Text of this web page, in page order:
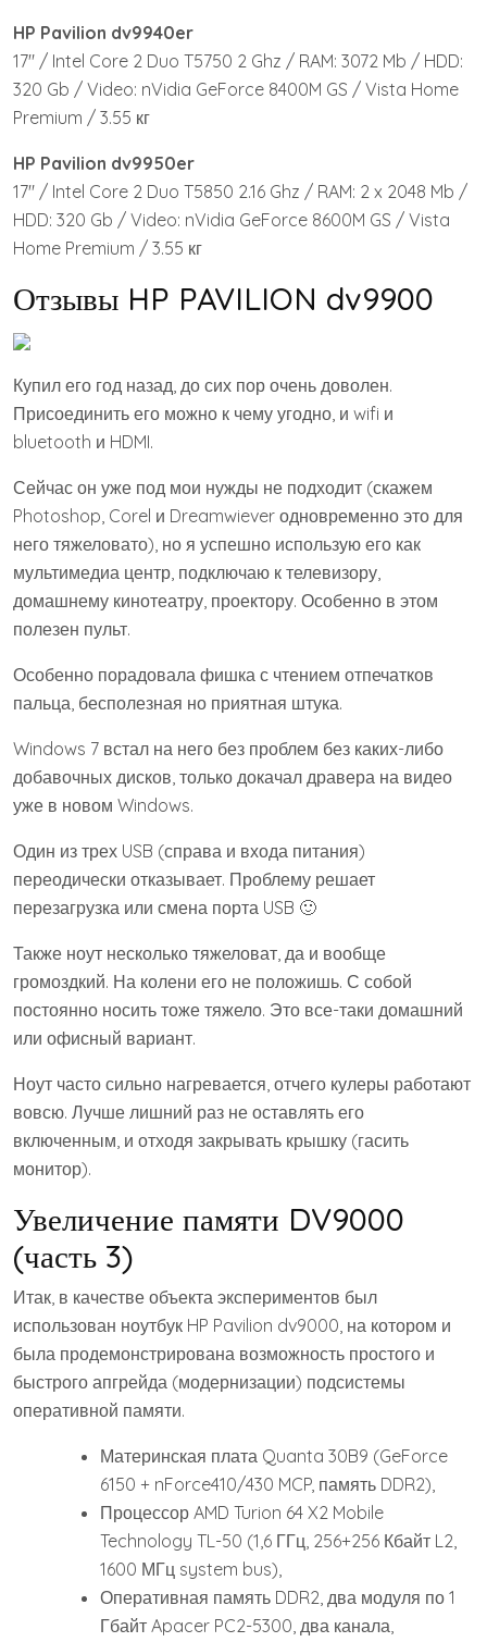
HP Pavilion dv9940er
17″ / Intel Core 2 Duo T5750 2 Ghz / RAM: 3072 Mb / HDD:
320 Gb / Video: nVidia GeForce 8400M GS / Vista Home
Premium / 3.55 кг
HP Pavilion dv9950er
17″ / Intel Core 2 Duo T5850 2.16 Ghz / RAM: 2 x 2048 Mb /
HDD: 320 Gb / Video: nVidia GeForce 8600M GS / Vista
Home Premium / 3.55 кг
Отзывы HP PAVILION dv9900
Купил его год назад, до сих пор очень доволен.
Присоединить его можно к чему угодно, и wifi и
bluetooth и HDMI.
Сейчас он уже под мои нужды не подходит (скажем
Photoshop, Corel и Dreamwiever одновременно это для
него тяжеловато), но я успешно использую его как
мультимедиа центр, подключаю к телевизору,
домашнему кинотеатру, проектору. Особенно в этом
полезен пульт.
Особенно порадовала фишка с чтением отпечатков
пальца, бесполезная но приятная штука.
Windows 7 встал на него без проблем без каких-либо
добавочных дисков, только докачал дравера на видео
уже в новом Windows.
Один из трех USB (справа и входа питания)
переодически отказывает. Проблему решает
перезагрузка или смена порта USB 🙂
Также ноут несколько тяжеловат, да и вообще
громоздкий. На колени его не положишь. С собой
постоянно носить тоже тяжело. Это все-таки домашний
или офисный вариант.
Ноут часто сильно нагревается, отчего кулеры работают
вовсю. Лучше лишний раз не оставлять его
включенным, и отходя закрывать крышку (гасить
монитор).
Увеличение памяти DV9000
(часть 3)
Итак, в качестве объекта экспериментов был
использован ноутбук HP Pavilion dv9000, на котором и
была продемонстрирована возможность простого и
быстрого апгрейда (модернизации) подсистемы
оперативной памяти.
Материнская плата Quanta 30B9 (GeForce
6150 + nForce410/430 MCP, память DDR2),
Процессор AMD Turion 64 X2 Mobile
Technology TL-50 (1,6 ГГц, 256+256 Кбайт L2,
1600 МГц system bus),
Оперативная память DDR2, два модуля по 1
Гбайт Apacer PC2-5300, два канала,